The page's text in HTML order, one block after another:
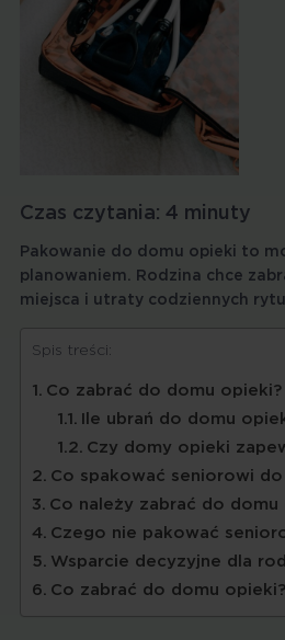
Czas czytania: 4 minuty
Pakowanie do domu opieki to
planowaniem. Rodzina chce
miejsca i utraty codziennych
Spis treści:
Co zabrać do domu
Ile ubrań do domu
Czy domy opieki
Co spakować seniorowi
Co należy zabrać do
Czego nie pakować
Wsparcie decyzyjne dla
Co zabrać do domu